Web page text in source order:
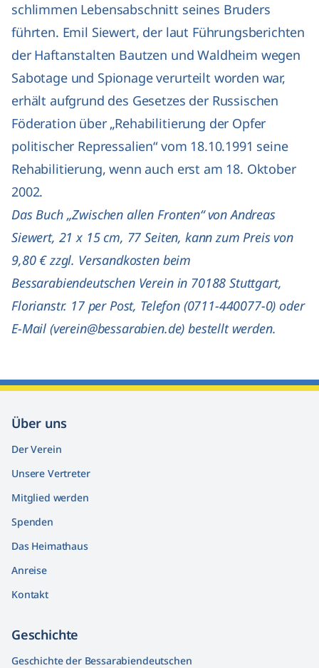
schlimmen Lebensabschnitt seines Bruders
führten. Emil Siewert, der laut Führungsberichten
der Haftanstalten Bautzen und Waldheim wegen
Sabotage und Spionage verurteilt worden war,
erhält aufgrund des Gesetzes der Russischen
Föderation über „Rehabilitierung der Opfer
politischer Repressalien“ vom 18.10.1991 seine
Rehabilitierung, wenn auch erst am 18. Oktober
2002.
Das Buch „Zwischen allen Fronten“ von Andreas
Siewert, 21 x 15 cm, 77 Seiten, kann zum Preis von
9,80 € zzgl. Versandkosten beim
Bessarabiendeutschen Verein in 70188 Stuttgart,
Florianstr. 17 per Post, Telefon (0711-440077-0) oder
E-Mail (verein@bessarabien.de) bestellt werden.
Über uns
Der Verein
Unsere Vertreter
Mitglied werden
Spenden
Das Heimathaus
Anreise
Kontakt
Geschichte
Geschichte der Bessarabiendeutschen